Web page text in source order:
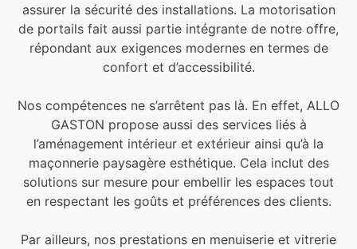
assurer la sécurité des installations. La motorisation
de portails fait aussi partie intégrante de notre offre,
répondant aux exigences modernes en termes de
confort et d’accessibilité.
Nos compétences ne s’arrêtent pas là. En effet, ALLO
GASTON propose aussi des services liés à
l’aménagement intérieur et extérieur ainsi qu’à la
maçonnerie paysagère esthétique. Cela inclut des
solutions sur mesure pour embellir les espaces tout
en respectant les goûts et préférences des clients.
Par ailleurs, nos prestations en menuiserie et vitrerie